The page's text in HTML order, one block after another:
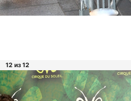
12 из 12